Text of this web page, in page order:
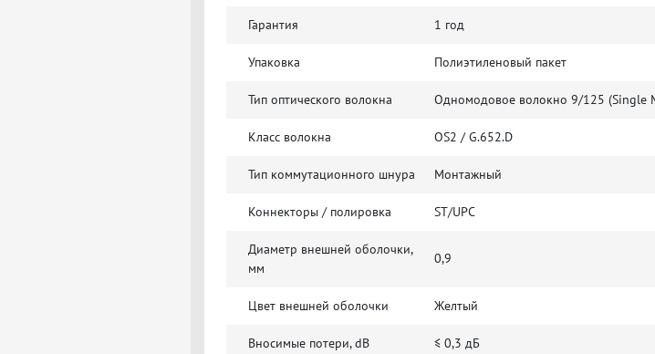
Гарантия 1 год
Упаковка Полиэтиленовый пакет
Тип оптического волокна Одномодовое волокно 9/125 (Single
Класс волокна OS2 / G.652.D
Тип коммутационного шнура Монтажный
Коннекторы / полировка ST/UPC
Диаметр внешней оболочки,
мм
0,9
Цвет внешней оболочки Желтый
Вносимые потери, dB ≤ 0,3 дБ